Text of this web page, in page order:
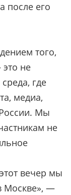
после его
того,
не
где
медиа,
Мы
не
вечер мы
Москве», —